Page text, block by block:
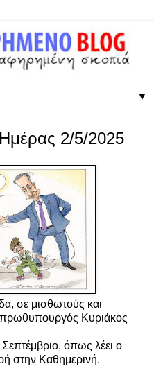
▼
2/5/2025
σε μισθωτούς και
πρωθυπουργός Κυριάκος
όπως λέει ο
στην Καθημερινή.